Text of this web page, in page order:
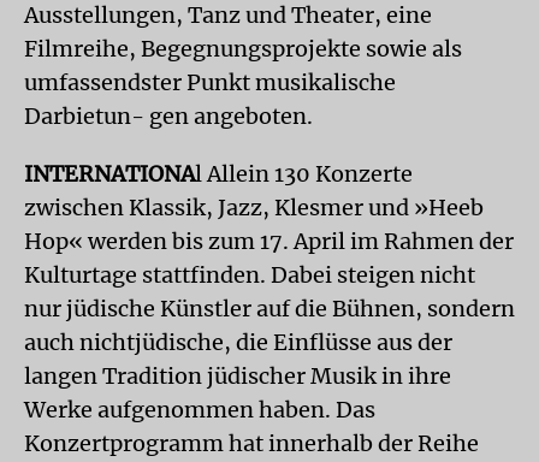
Ausstellungen, Tanz und Theater, eine
Filmreihe, Begegnungsprojekte sowie als
umfassendster Punkt musikalische
Darbietun- gen angeboten.
INTERNATIONAl Allein 130 Konzerte
zwischen Klassik, Jazz, Klesmer und »Heeb
Hop« werden bis zum 17. April im Rahmen der
Kulturtage stattfinden. Dabei steigen nicht
nur jüdische Künstler auf die Bühnen, sondern
auch nichtjüdische, die Einflüsse aus der
langen Tradition jüdischer Musik in ihre
Werke aufgenommen haben. Das
Konzertprogramm hat innerhalb der Reihe